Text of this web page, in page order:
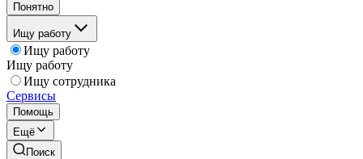
Понятно
Ищу работу
Ищу работу
Ищу работу
Ищу сотрудника
Сервисы
Помощь
Ещё
Поиск